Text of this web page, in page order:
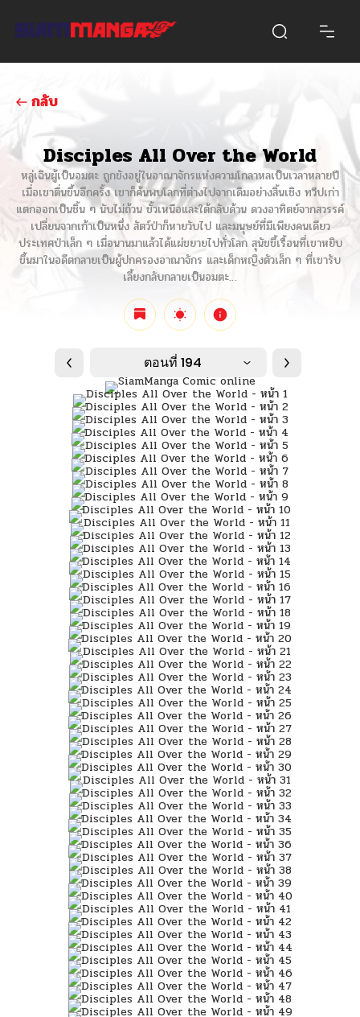
กลับ
Disciples All Over the World
หลู่เฉินผู้เป็นอมตะ ถูกขังอยู่ในอาณาจักรแห่งความโกลาหลเป็นเวลาหลายปี
เมื่อเขาตื่นขึ้นอีกครั้ง เขาก็ค้นพบโลกที่ต่างไปจากเดิมอย่างสิ้นเชิง ทวีปเก่า
แตกออกเป็นชิ้น ๆ นับไม่ถ้วน ขั้วเหนือและใต้กลับด้าน ดวงอาทิตย์จากสวรรค์
เปลี่ยนจากเก้าเป็นหนึ่ง สัตว์ป่าก็หายวับไป และมนุษย์ที่มีเพียงคนเดียว
ประเทศป่าเล็ก ๆ เมื่อนานมาแล้วได้แผ่ขยายไปทั่วโลก สุนัขขี้เรื้อนที่เขาหยิบ
ขึ้นมาในอดีตกลายเป็นผู้ปกครองอาณาจักร และเด็กหญิงตัวเล็ก ๆ ที่เขารับ
เลี้ยงกลับกลายเป็นอมตะ…
ตอนที่ 194